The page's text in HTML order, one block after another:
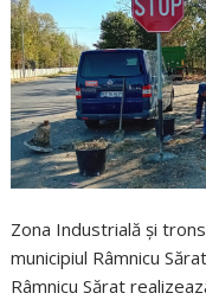
Zona Industrială și
municipiul Râmnicu
Râmnicu Sărat